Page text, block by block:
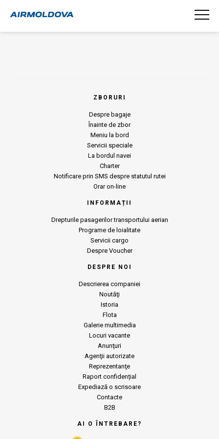
ZBORURI
Despre bagaje
Înainte de zbor
Meniu la bord
Servicii speciale
La bordul navei
Charter
Notificare prin SMS despre statutul rutei
Orar on-line
INFORMAȚII
Drepturile pasagerilor transportului aerian
Programe de loialitate
Servicii cargo
Despre Voucher
DESPRE NOI
Descrierea companiei
Noutăţi
Istoria
Flota
Galerie multimedia
Locuri vacante
Anunţuri
Agenţii autorizate
Reprezentanţe
Raport confidențial
Expediază o scrisoare
Contacte
B2B
AI O ÎNTREBARE?